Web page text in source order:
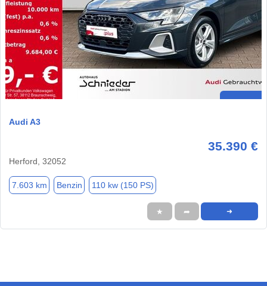
Audi A3
35.390 €
Herford, 32052
7.603 km Benzin 110 kw (150 PS)
★ ➦ ➜